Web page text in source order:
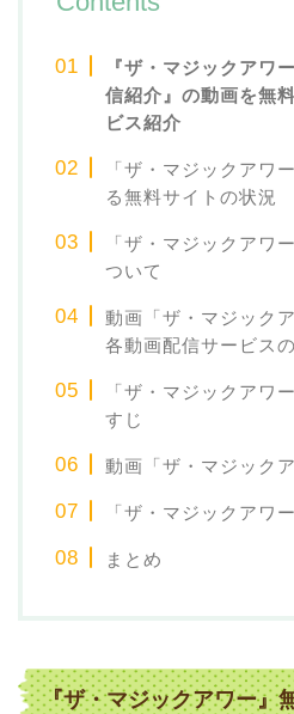
『ザ・マジックアワ
信紹介 』の動画を無
ビス紹介
「ザ・マジックアワ
る無料サイトの状況
「ザ・マジックアワ
ついて
動画「ザ・マジック
各動画配信サービス
「ザ・マジックアワ
すじ
動画「ザ・マジック
「ザ・マジックアワ
まとめ
『ザ・マジックアワー』